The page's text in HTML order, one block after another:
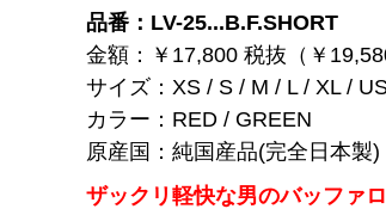
品番：LV-25...B.F.SHORT
金額：￥17,800 税抜（￥
サイズ：XS / S / M / L / XL /
カラー：RED / GREEN
原産国：純国産品(完全日本製)
ザックリ軽快な男のバッファ